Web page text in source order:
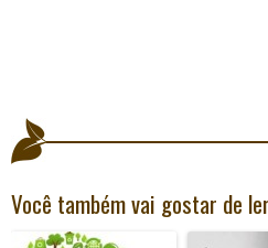
Você também vai gostar de